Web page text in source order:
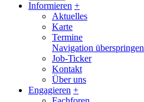
Informieren +
Aktuelles
Karte
Termine
Navigation überspringen
Job-Ticker
Kontakt
Über uns
Engagieren +